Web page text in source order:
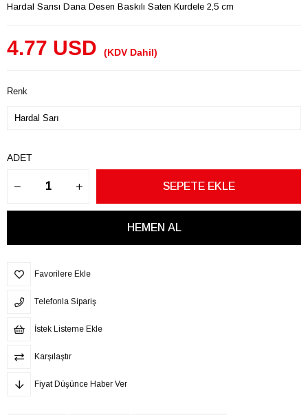
Hardal Sarısı Dana Desen Baskılı Saten Kurdele 2,5 cm
4.77 USD (KDV Dahil)
Renk
ADET
Favorilere Ekle
Telefonla Sipariş
İstek Listeme Ekle
Karşılaştır
Fiyat Düşünce Haber Ver